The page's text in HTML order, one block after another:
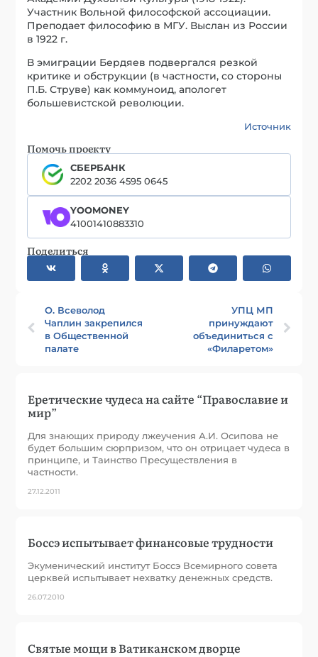
Участник Вольной философской ассоциации.
Преподает философию в МГУ. Выслан из России
в 1922 г.
В эмиграции Бердяев подвергался резкой
критике и обструкции (в частности, со стороны
П.Б. Струве) как коммуноид, апологет
большевистской революции.
Источник
Помочь проекту
СБЕРБАНК
2202 2036 4595 0645
YOOMONEY
41001410883310
Поделиться
О. Всеволод
Чаплин закрепился
в Общественной
палате
УПЦ МП
принуждают
объединиться с
«Филаретом»
Еретические чудеса на сайте “Православие и
мир”
Для знающих природу лжеучения А.И. Осипова не
будет большим сюрпризом, что он отрицает чудеса в
принципе, и Таинство Пресуществления в
частности.
27.12.2011
Боссэ испытывает финансовые трудности
Экуменический институт Боссэ Всемирного совета
церквей испытывает нехватку денежных средств.
26.07.2010
Святые мощи в Ватиканском дворце